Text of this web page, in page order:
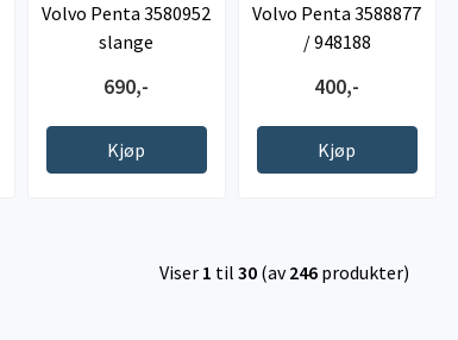
Volvo Penta 3580952
slange
690,-
Kjøp
Volvo Penta 3588877
/ 948188
400,-
Kjøp
Viser 1 til 30(av246produkter)